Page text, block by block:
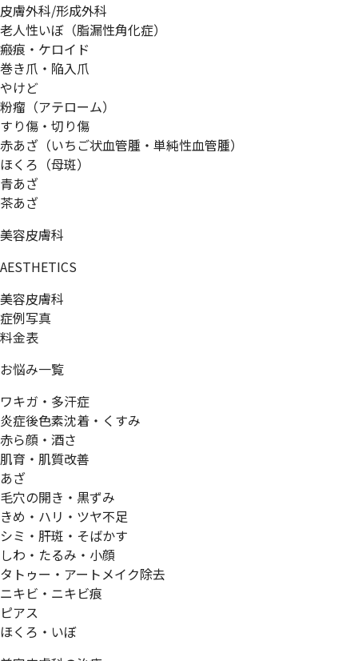
皮膚外科/形成外科
老人性いぼ（脂漏性角化症）
瘢痕・ケロイド
巻き爪・陥入爪
やけど
粉瘤（アテローム）
すり傷・切り傷
赤あざ（いちご状血管腫・単純性血管腫）
ほくろ（母斑）
青あざ
茶あざ
美容皮膚科
AESTHETICS
美容皮膚科
症例写真
料金表
お悩み一覧
ワキガ・多汗症
炎症後色素沈着・くすみ
赤ら顔・酒さ
肌育・肌質改善
あざ
毛穴の開き・黒ずみ
きめ・ハリ・ツヤ不足
シミ・肝斑・そばかす
しわ・たるみ・小顔
タトゥー・アートメイク除去
ニキビ・ニキビ痕
ピアス
ほくろ・いぼ